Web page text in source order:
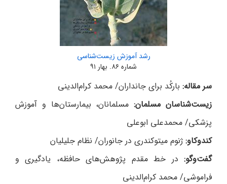
رشد آموزش زیست‌شناسی
شماره‌ ۸۶. بهار ۹۱
سر مقاله: بارکُد برای جانداران/ محمد کرام‌الدینی
زیست‌شناسان مسلمان:مسلمانان، بیمارستان‌ها و آموزش
پزشکی/ محمدعلی ابوعلی
کندوکاو: ژنوم میتوکندری در جانوران/ نظام جلیلیان
گفت‌وگو: در خط مقدم پژوهش‌های حافظه، یادگیری و
فراموشی/ محمد کرام‌الدینی